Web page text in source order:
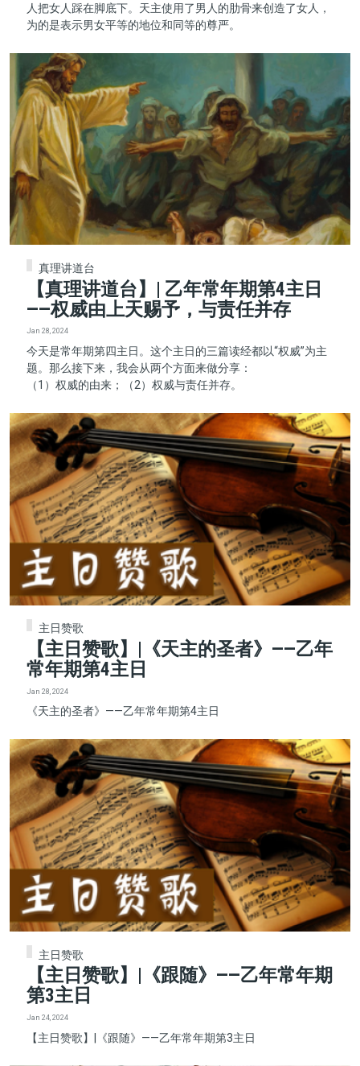
人把女人踩在脚底下。天主使用了男人的肋骨来创造了女人，
为的是表示男女平等的地位和同等的尊严。
真理讲道台
【真理讲道台】| 乙年常年期第4主日
——权威由上天赐予，与责任并存
Jan 28, 2024
今天是常年期第四主日。这个主日的三篇读经都以“权威”为主
题。那么接下来，我会从两个方面来做分享：
（1）权威的由来；（2）权威与责任并存。
主日赞歌
【主日赞歌】|《天主的圣者》——乙年
常年期第4主日
Jan 28, 2024
《天主的圣者》——乙年常年期第4主日
主日赞歌
【主日赞歌】|《跟随》——乙年常年期
第3主日
Jan 24, 2024
【主日赞歌】|《跟随》——乙年常年期第3主日